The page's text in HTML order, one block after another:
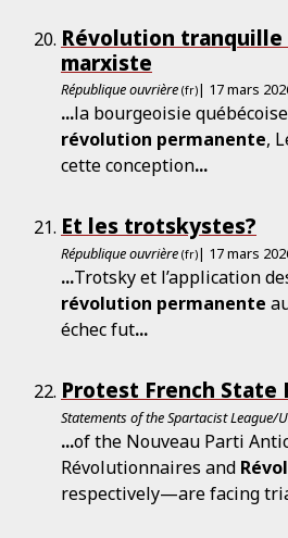
Révolution tranquille
marxiste
République ouvrière (fr)| 17 mars
...la bourgeoisie
révolution permanente,
cette conception...
Et les trotskystes?
République ouvrière (fr)| 17 mars
...Trotsky et l’application
révolution permanente
échec fut...
Protest French State
Statements of the Spartacist League/
...of the Nouveau Parti
Révolutionnaires and
respectively—are facing